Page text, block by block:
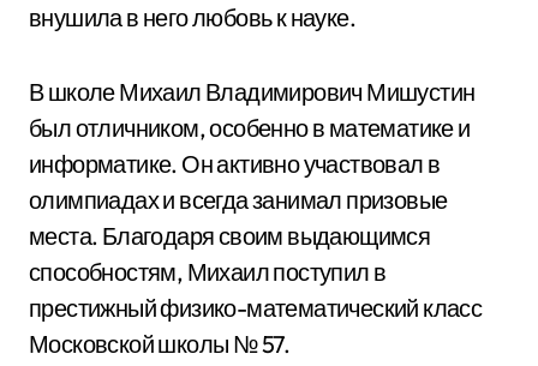
внушила в него любовь к науке.
В школе Михаил Владимирович Мишустин
был отличником, особенно в математике и
информатике. Он активно участвовал в
олимпиадах и всегда занимал призовые
места. Благодаря своим выдающимся
способностям, Михаил поступил в
престижный физико-математический класс
Московской школы № 57.